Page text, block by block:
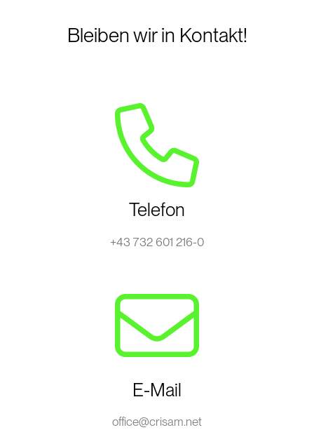
Bleiben wir in Kontakt!
Telefon
+43 732 601 216-0
E-Mail
office@crisam.net